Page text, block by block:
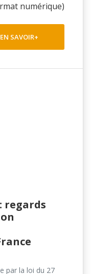
numérique)
EN SAVOIR+
regards
par la loi du 27